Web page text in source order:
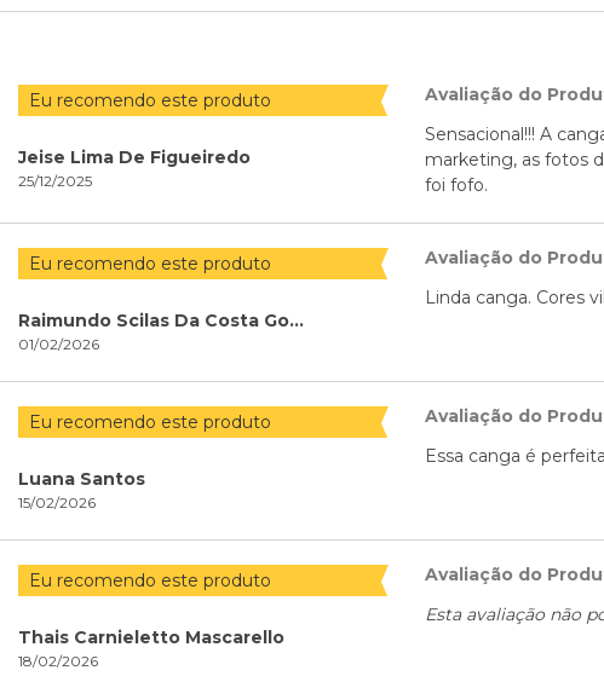
Eu recomendo este produto
Jeise Lima De Figueiredo
25/12/2025
Avaliação do
Sensacional!!! A
marketing, as fotos
foi fofo.
Eu recomendo este produto
Raimundo Scilas Da Costa Gonçalves
01/02/2026
Avaliação do
Linda canga. Cores
Eu recomendo este produto
Luana Santos
15/02/2026
Avaliação do
Essa canga é
Eu recomendo este produto
Thais Carnieletto Mascarello
18/02/2026
Avaliação do
Esta avaliação não